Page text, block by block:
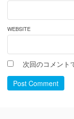
WEBSITE
次回のコメント
Post Comment